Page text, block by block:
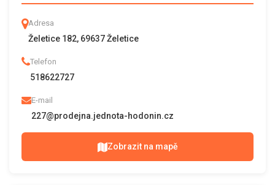
Adresa
Želetice 182, 69637 Želetice
Telefon
518622727
E-mail
227@prodejna.jednota-hodonin.cz
Zobrazit na mapě